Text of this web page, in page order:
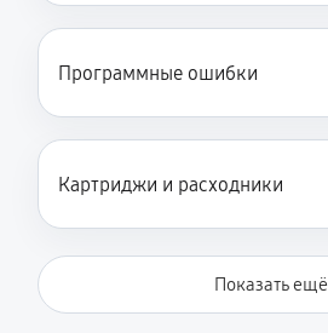
Программные ошибки
Картриджи и расходники
Показать ещё